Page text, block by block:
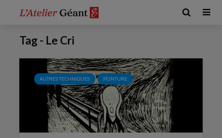
Tag - Le Cri
AUTRES TECHNIQUES PEINTURE